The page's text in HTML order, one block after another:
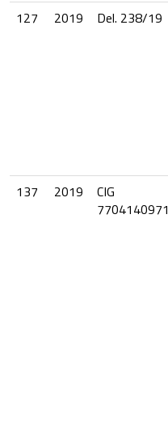
127
2019 Del. 238/19
137
2019
CIG
7704140971